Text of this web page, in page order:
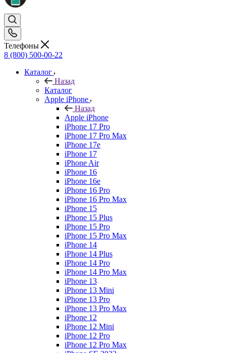
Телефоны
8 (800) 500-00-22
Каталог
Назад
Каталог
Apple iPhone
Назад
Apple iPhone
iPhone 17 Pro
iPhone 17 Pro Max
iPhone 17e
iPhone 17
iPhone Air
iPhone 16
iPhone 16e
iPhone 16 Pro
iPhone 16 Pro Max
iPhone 15
iPhone 15 Plus
iPhone 15 Pro
iPhone 15 Pro Max
iPhone 14
iPhone 14 Plus
iPhone 14 Pro
iPhone 14 Pro Max
iPhone 13
iPhone 13 Mini
iPhone 13 Pro
iPhone 13 Pro Max
iPhone 12
iPhone 12 Mini
iPhone 12 Pro
iPhone 12 Pro Max